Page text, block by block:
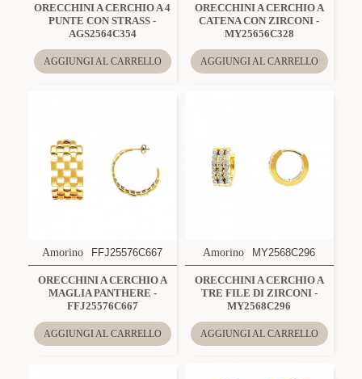
ORECCHINI A CERCHIO A 4
PUNTE CON STRASS -
AGS2564C354
AGGIUNGI AL CARRELLO
ORECCHINI A CERCHIO A
CATENA CON ZIRCONI -
MY25656C328
AGGIUNGI AL CARRELLO
Amorino FFJ25576C667
ORECCHINI A CERCHIO A
MAGLIA PANTHERE -
FFJ25576C667
AGGIUNGI AL CARRELLO
Amorino MY2568C296
ORECCHINI A CERCHIO A
TRE FILE DI ZIRCONI -
MY2568C296
AGGIUNGI AL CARRELLO